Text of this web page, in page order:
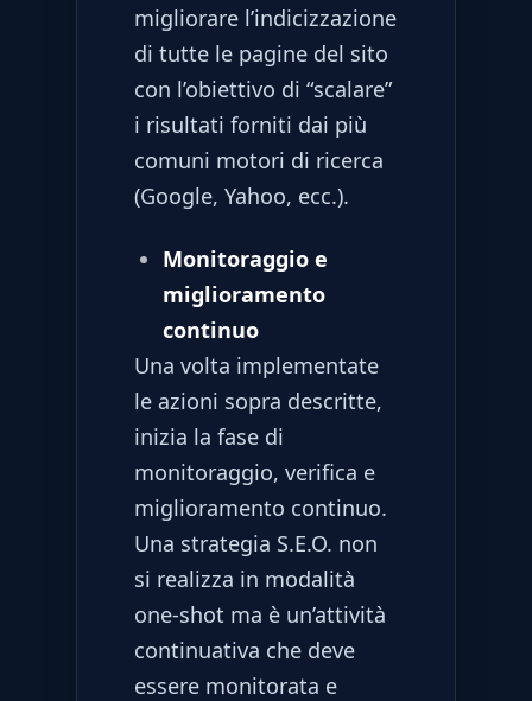
migliorare l’indicizzazione
di tutte le pagine del sito
con l’obiettivo di “scalare”
i risultati forniti dai più
comuni motori di ricerca
(Google, Yahoo, ecc.).
Monitoraggio e
miglioramento
continuo
Una volta implementate
le azioni sopra descritte,
inizia la fase di
monitoraggio, verifica e
miglioramento continuo.
Una strategia S.E.O. non
si realizza in modalità
one-shot ma è un’attività
continuativa che deve
essere monitorata e